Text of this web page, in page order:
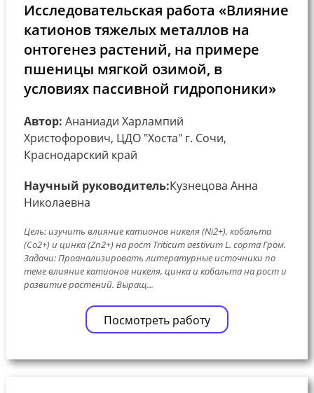
Исследовательская работа «Влияние
катионов тяжелых металлов на
онтогенез растений, на примере
пшеницы мягкой озимой, в
условиях пассивной гидропоники»
Автор: Ананиади Харлампий
Христофорович, ЦДО "Хоста" г. Сочи,
Краснодарский край
Научный руководитель:Кузнецова Анна
Николаевна
Цель: изучить влияние катионов никеля (Ni2+), кобальта
(Co2+) и цинка (Zn2+) на рост Triticum aestivum L. сорта Гром.
Задачи: Проанализировать литературные источники по
теме влияние катионов никеля, цинка и кобальта на рост и
развитие растений. Выращ...
Посмотреть работу